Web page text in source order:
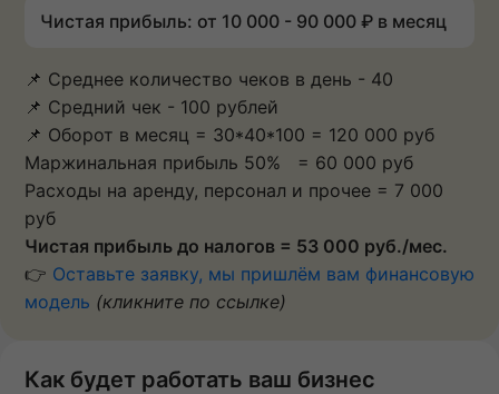
Чистая прибыль: от 10 000 - 90 000 ₽ в месяц
📌 Среднее количество чеков в день - 40
📌 Средний чек - 100 рублей
📌 Оборот в месяц = 30*40*100 = 120 000 руб
Маржинальная прибыль 50% = 60 000 руб
Расходы на аренду, персонал и прочее = 7 000
руб
Чистая прибыль до налогов = 53 000 руб./мес.
👉 Оставьте заявку, мы пришлём вам финансовую
модель (кликните по ссылке)
Как будет работать ваш бизнес